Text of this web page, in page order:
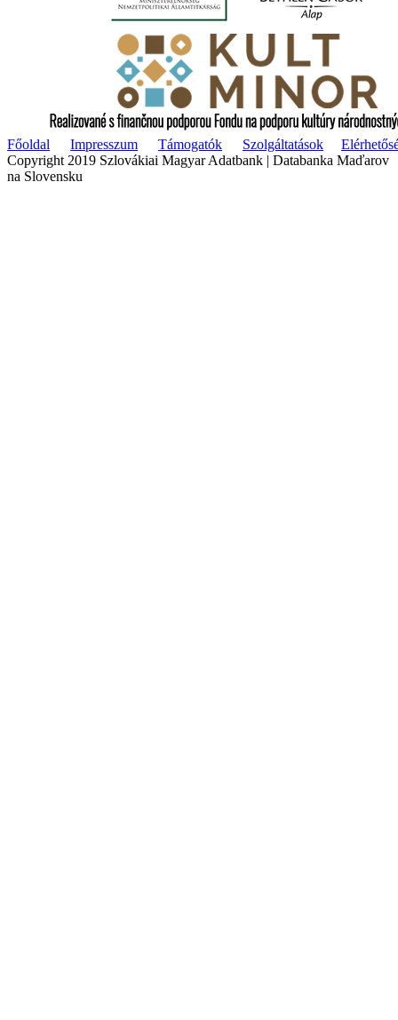
Főoldal Impresszum Támogatók Szolgáltatások
Copyright 2019 Szlovákiai Magyar Adatbank | Databanka Maďarov
na Slovensku